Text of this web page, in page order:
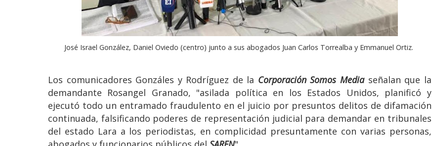
José Israel González, Daniel Oviedo (centro) junto a sus abogados Juan Carlos Torrealba y Emmanuel Ortiz.
Los comunicadores Gonzáles y Rodríguez de la Corporación Somos Mediaseñalan que la
demandante Rosangel Granado, "asilada política en los Estados Unidos, planificó y
ejecutó todo un entramado fraudulento en el juicio por presuntos delitos de difamación
continuada, falsificando poderes de representación judicial para demandar en tribunales
del estado Lara a los periodistas, en complicidad presuntamente con varias personas,